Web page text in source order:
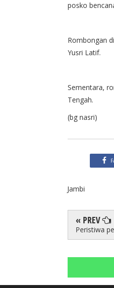
posko
Rombongan
Yusri Latif.
Sementara,
Tengah.
(bg nasri)
Jambi
« PREV
Peristiwa